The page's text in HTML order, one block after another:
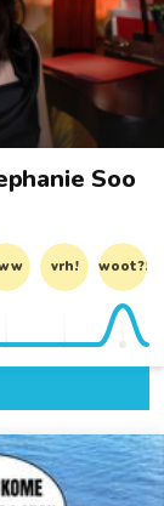
Soo
vrh! woot?!